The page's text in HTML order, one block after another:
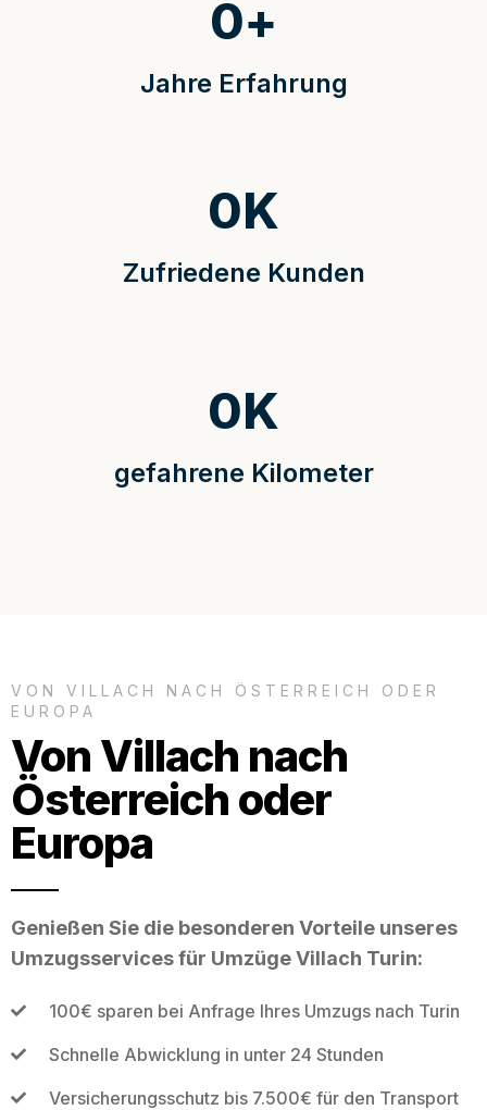
Jahre Erfahrung
0+
Zufriedene Kunden
0K
gefahrene Kilometer
0K
VON VILLACH NACH ÖSTERREICH ODER
EUROPA
Von Villach nach
Österreich oder
Europa
Genießen Sie die besonderen Vorteile unseres
Umzugsservices für Umzüge Villach Turin:
100€ sparen bei Anfrage Ihres Umzugs nach Turin
Schnelle Abwicklung in unter 24 Stunden
Versicherungsschutz bis 7.500€ für den Transport